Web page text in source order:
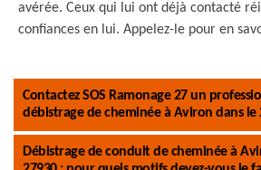
avérée. Ceux qui lui ont déjà contacté
confiances en lui. Appelez-le pour en
Contactez SOS Ramonage 27 un
débistrage de cheminée à Aviron dans le
Débistrage de conduit de cheminée à